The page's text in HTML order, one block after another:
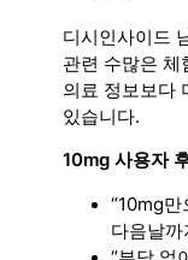
디시인사이드
관련 수많은 체
의료 정보보다
있습니다.
10mg 사용자
“10mg
다음날까